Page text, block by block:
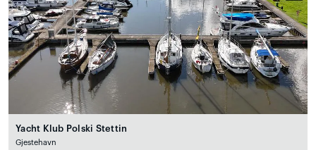
Yacht Klub Polski Stettin
Gjestehavn